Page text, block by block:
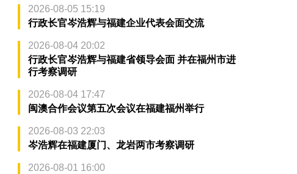
2026-08-05 15:19
行政长官岑浩辉与福建企业代表会面交流
2026-08-04 20:02
行政长官岑浩辉与福建省领导会面 并在福州市进
行考察调研
2026-08-04 17:47
闽澳合作会议第五次会议在福建福州举行
2026-08-03 22:03
岑浩辉在福建厦门、龙岩两市考察调研
2026-08-01 16:00